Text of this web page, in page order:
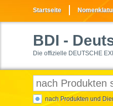
Startseite
BDI -
Die offizielle DEUTSCHE
nach Produkten und